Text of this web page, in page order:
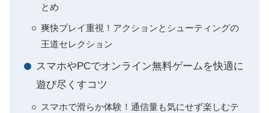
とめ
爽快プレイ重視！アクションとシューティングの
王道セレクション
スマホやPCでオンライン無料ゲームを快適に
遊び尽くすコツ
スマホで滑らか体験！通信量も気にせず楽しむテ